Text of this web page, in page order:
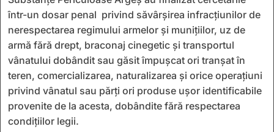
într-un dosar penal privind săvârșirea infracțiunilor de
nerespectarea regimului armelor și munițiilor, uz de
armă fără drept, braconaj cinegetic și transportul
vânatului dobândit sau găsit împuşcat ori tranşat în
teren, comercializarea, naturalizarea şi orice operaţiuni
privind vânatul sau părţi ori produse uşor identificabile
provenite de la acesta, dobândite fără respectarea
condiţiilor legii.